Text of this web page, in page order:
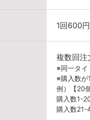
1回600
複数回
※同一タイ
※購入数が
例）【20
購入数1-
購入数21-